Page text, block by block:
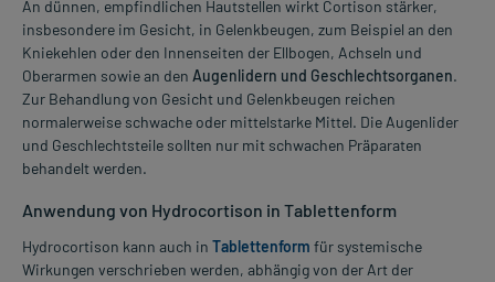
An dünnen, empfindlichen Hautstellen wirkt Cortison stärker,
insbesondere im Gesicht, in Gelenkbeugen, zum Beispiel an den
Kniekehlen oder den Innenseiten der Ellbogen, Achseln und
Oberarmen sowie an den Augenlidern und Geschlechtsorganen.
Zur Behandlung von Gesicht und Gelenkbeugen reichen
normalerweise schwache oder mittelstarke Mittel. Die Augenlider
und Geschlechtsteile sollten nur mit schwachen Präparaten
behandelt werden.
Anwendung von Hydrocortison in Tablettenform
Hydrocortison kann auch in Tablettenform für systemische
Wirkungen verschrieben werden, abhängig von der Art der